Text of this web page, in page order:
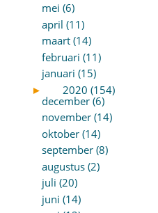
mei (6)
april (11)
maart (14)
februari (11)
januari (15)
►
2020 (154)
december (6)
november (14)
oktober (14)
september (8)
augustus (2)
juli (20)
juni (14)